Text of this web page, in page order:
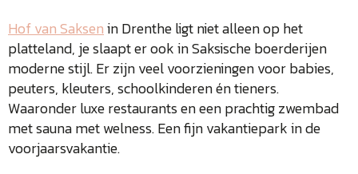
Hof van Saksenin Drenthe ligt niet alleen op het
platteland, je slaapt er ook in Saksische boerderijen
moderne stijl. Er zijn veel voorzieningen voor babies,
peuters, kleuters, schoolkinderen én tieners.
Waaronder luxe restaurants en een prachtig zwembad
met sauna met welness. Een fijn vakantiepark in de
voorjaarsvakantie.